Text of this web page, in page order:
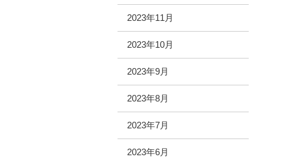
2023年11月
2023年10月
2023年9月
2023年8月
2023年7月
2023年6月